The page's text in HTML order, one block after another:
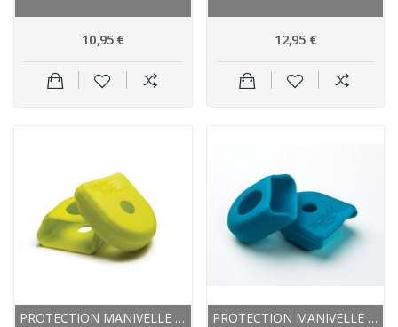
10,95 € 12,95 €
PROTECTION MANIVELLE RACEFACE CAOUTCHOUC... PROTECTION MANIVELLE RACEFACE CAOUTCHOUC...